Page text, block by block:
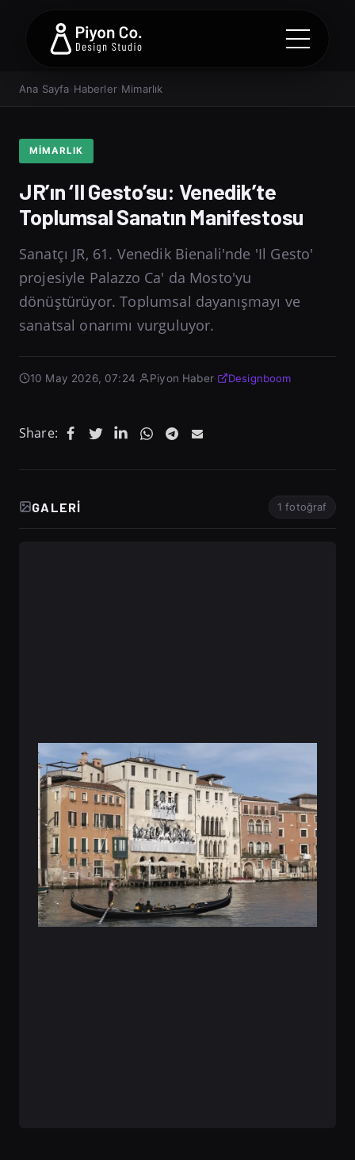
Ana Sayfa Haberler› Mimarlık
MIMARLIK
JR’ın ‘Il Gesto’su: Venedik’te
Toplumsal Sanatın Manifestosu
Sanatçı JR, 61. Venedik Bienali'nde 'Il Gesto'
projesiyle Palazzo Ca' da Mosto'yu
dönüştürüyor. Toplumsal dayanışmayı ve
sanatsal onarımı vurguluyor.
10 May 2026, 07:24 Piyon Haber· Designboom
Share:
GALERI 1 fotoğraf